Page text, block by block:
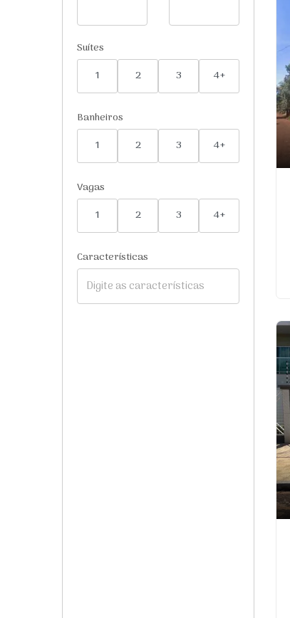
Suítes
1
2 3 4+
Banheiros
1
2 3 4+
Vagas
1
2 3 4+
Características